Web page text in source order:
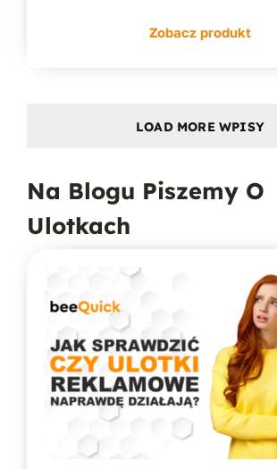
Zobacz produkt
LOAD MORE WPISY
Na Blogu Piszemy O
Ulotkach